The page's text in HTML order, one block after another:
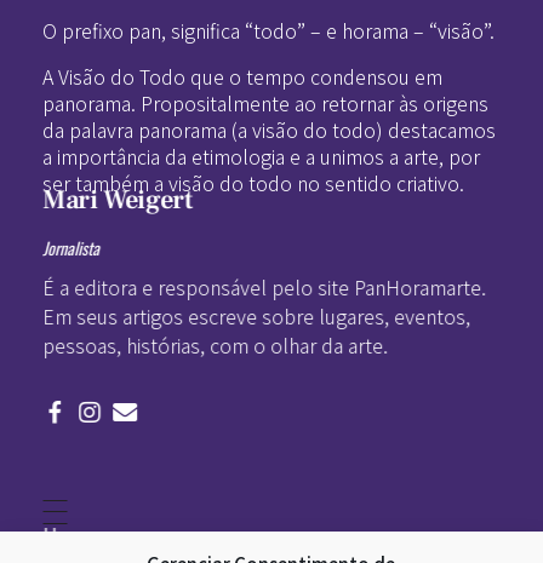
O prefixo pan, significa “todo” – e horama – “visão”.
A Visão do Todo que o tempo condensou em
panorama. Propositalmente ao retornar às origens
da palavra panorama (a visão do todo) destacamos
a importância da etimologia e a unimos a arte, por
ser também a visão do todo no sentido criativo.
Mari Weigert
Jornalista
É a editora e responsável pelo site PanHoramarte.
Em seus artigos escreve sobre lugares, eventos,
pessoas, histórias, com o olhar da arte.
Home